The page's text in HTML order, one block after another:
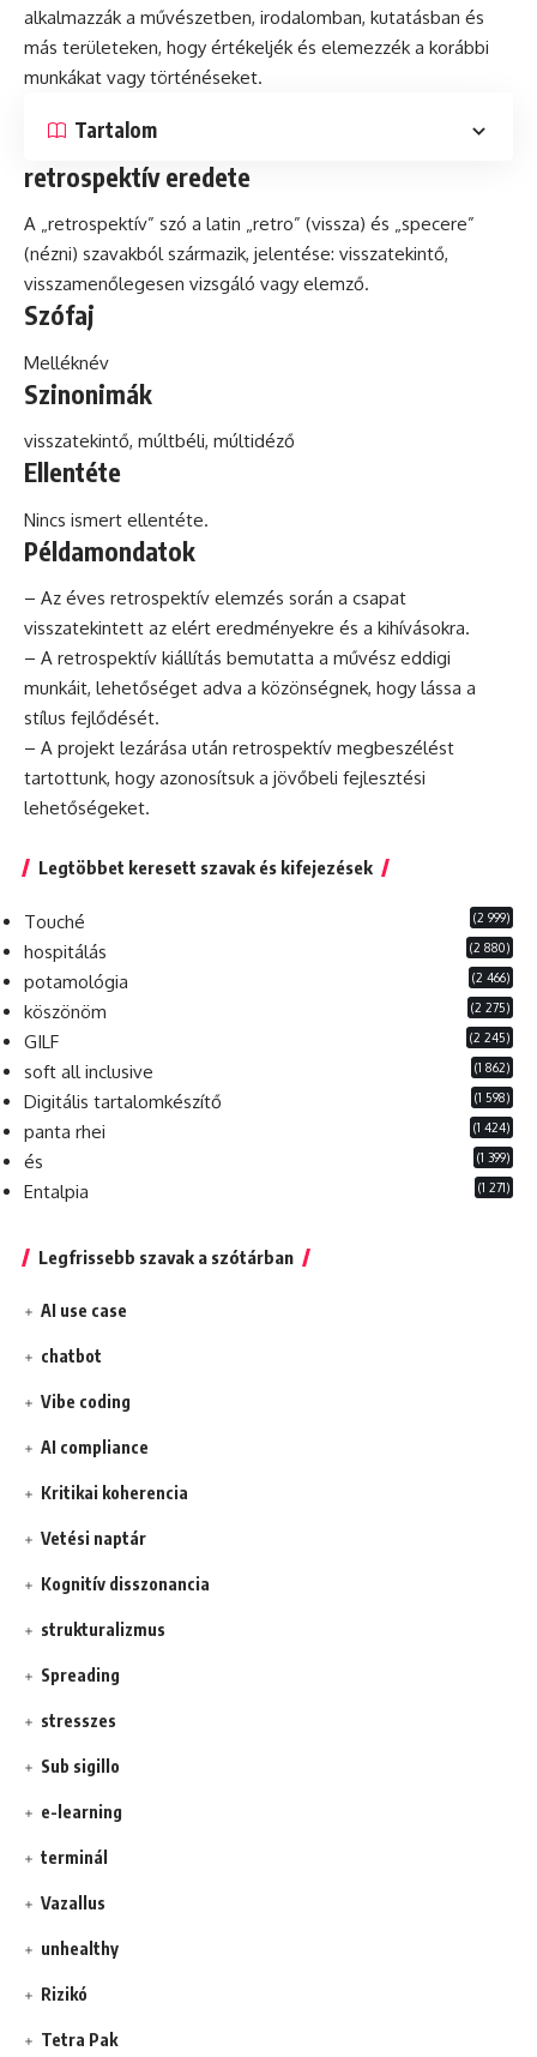
alkalmazzák a művészetben, irodalomban, kutatásban és
más területeken, hogy értékeljék és elemezzék a korábbi
munkákat vagy történéseket.
Tartalom
retrospektív eredete
A „retrospektív” szó a latin „retro” (vissza) és „specere”
(nézni) szavakból származik, jelentése: visszatekintő,
visszamenőlegesen vizsgáló vagy elemző.
Szófaj
Melléknév
Szinonimák
visszatekintő, múltbéli, múltidéző
Ellentéte
Nincs ismert ellentéte.
Példamondatok
– Az éves retrospektív elemzés során a csapat
visszatekintett az elért eredményekre és a kihívásokra.
– A retrospektív kiállítás bemutatta a művész eddigi
munkáit, lehetőséget adva a közönségnek, hogy lássa a
stílus fejlődését.
– A projekt lezárása után retrospektív megbeszélést
tartottunk, hogy azonosítsuk a jövőbeli fejlesztési
lehetőségeket.
Legtöbbet keresett szavak és kifejezések
Touché (2 999)
hospitálás (2 880)
potamológia (2 466)
köszönöm (2 275)
GILF (2 245)
soft all inclusive (1 862)
Digitális tartalomkészítő (1 598)
panta rhei (1 424)
és (1 399)
Entalpia (1 271)
Legfrissebb szavak a szótárban
AI use case
chatbot
Vibe coding
AI compliance
Kritikai koherencia
Vetési naptár
Kognitív disszonancia
strukturalizmus
Spreading
stresszes
Sub sigillo
e-learning
terminál
Vazallus
unhealthy
Rizikó
Tetra Pak